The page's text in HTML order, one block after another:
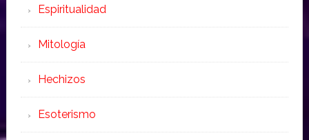
Espiritualidad
Mitología
Hechizos
Esoterismo